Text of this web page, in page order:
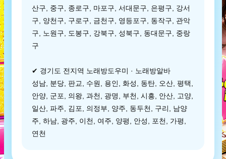
산구, 중구, 종로구, 마포구, 서대문구, 은평구, 강서
구, 양천구, 구로구, 금천구, 영등포구, 동작구, 관악
구, 노원구, 도봉구, 강북구, 성북구, 동대문구, 중랑
구
✔ 경기도 전지역 노래방도우미 · 노래방알바
성남, 분당, 판교, 수원, 용인, 화성, 동탄, 오산, 평택,
안양, 군포, 의왕, 과천, 광명, 부천, 시흥, 안산, 고양,
일산, 파주, 김포, 의정부, 양주, 동두천, 구리, 남양
주, 하남, 광주, 이천, 여주, 양평, 안성, 포천, 가평,
연천